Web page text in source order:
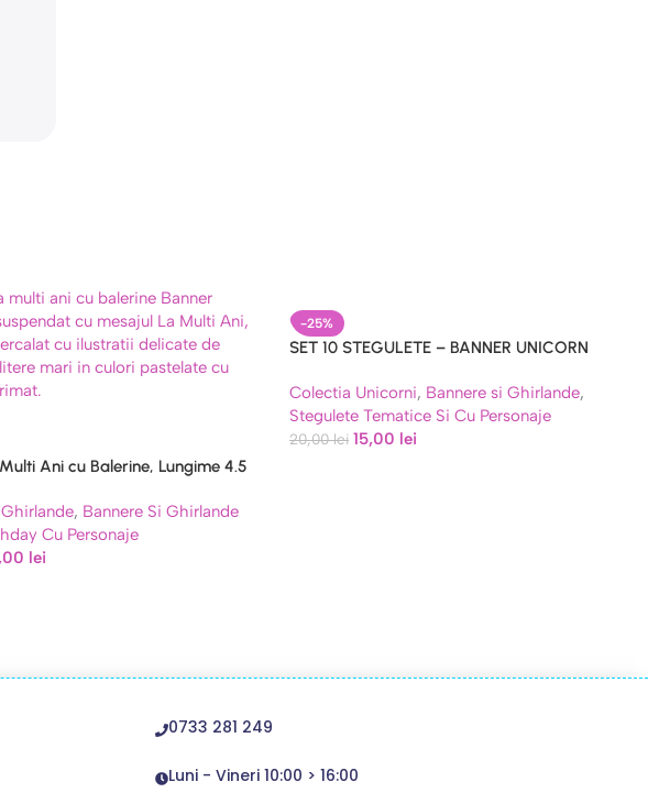
Ani cu Balerine, Lungime 4.5
, Bannere Si Ghirlande
Cu Personaje
lei
-25%
SET 10 STEGULETE – BANNER UNICORN
Colectia Unicorni, Bannere si Ghirlande,
Stegulete Tematice Si Cu Personaje
20,00lei 15,00 lei
0733 281 249
Luni - Vineri 10:00 > 16:00